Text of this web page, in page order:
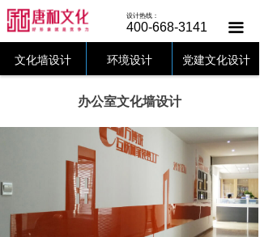
끀
唐和首页
文化墙设计
美陈设计
客户案例
设计热线：
400-668-3141
文化墙设计 环境设计 党建文化设计
办公室文化墙设计